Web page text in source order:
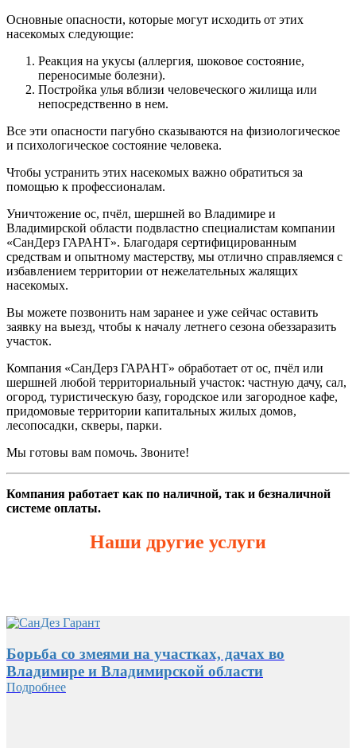
Основные опасности, которые могут исходить от этих
насекомых следующие:
Реакция на укусы (аллергия, шоковое состояние,
переносимые болезни).
Постройка улья вблизи человеческого жилища или
непосредственно в нем.
Все эти опасности пагубно сказываются на физиологическое
и психологическое состояние человека.
Чтобы устранить этих насекомых важно обратиться за
помощью к профессионалам.
Уничтожение ос, пчёл, шершней во Владимире и
Владимирской области подвластно специалистам компании
«СанДерз ГАРАНТ». Благодаря сертифицированным
средствам и опытному мастерству, мы отлично справляемся с
избавлением территории от нежелательных жалящих
насекомых.
Вы можете позвонить нам заранее и уже сейчас оставить
заявку на выезд, чтобы к началу летнего сезона обеззаразить
участок.
Компания «СанДерз ГАРАНТ» обработает от ос, пчёл или
шершней любой территориальный участок: частную дачу, сал,
огород, туристическую базу, городское или загородное кафе,
придомовые территории капитальных жилых домов,
лесопосадки, скверы, парки.
Мы готовы вам помочь. Звоните!
Компания работает как по наличной, так и безналичной
системе оплаты.
Наши другие услуги
Борьба со змеями на участках, дачах во
Владимире и Владимирской области
Подробнее